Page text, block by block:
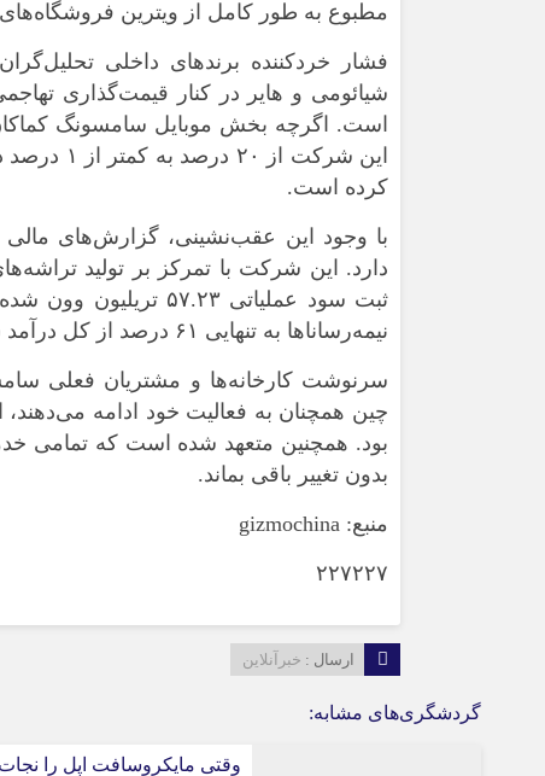
مطبوع به طور کامل از ویترین
فشار خردکننده برندهای داخلی
شیائومی و هایر در کنار قیمت‌گذاری
است. اگرچه بخش موبایل سامسونگ
این
کرده است.
دارد. این شرکت با تمرکز بر تولید
نیمه‌رساناها به تنهایی ۶۱ درصد از کل درآمد سامسونگ را پوشش دهد.
سرنوشت کارخانه‌ها و مشتریان فعلی
چین همچنان به فعالیت خود ادامه می‌دهند،
بود. همچنین متعهد شده است که تمامی
بدون تغییر باقی بماند.
منبع: gizmochina
۲۲۷۲۲۷
ارسال : خبرآنلاین
گردشگری‌های مشابه:
وقتی مایکروسافت اپل را نجات